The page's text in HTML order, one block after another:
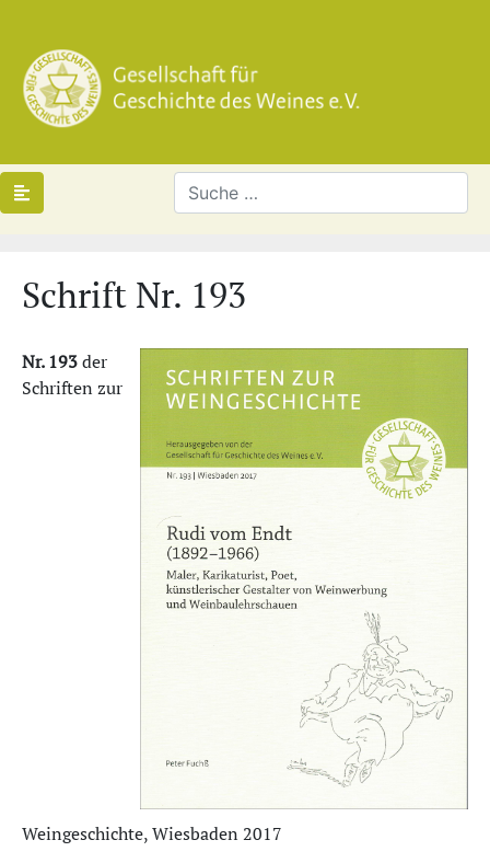
Schrift Nr. 193
Nr. 193der
Schriften zur
Weingeschichte, Wiesbaden 2017